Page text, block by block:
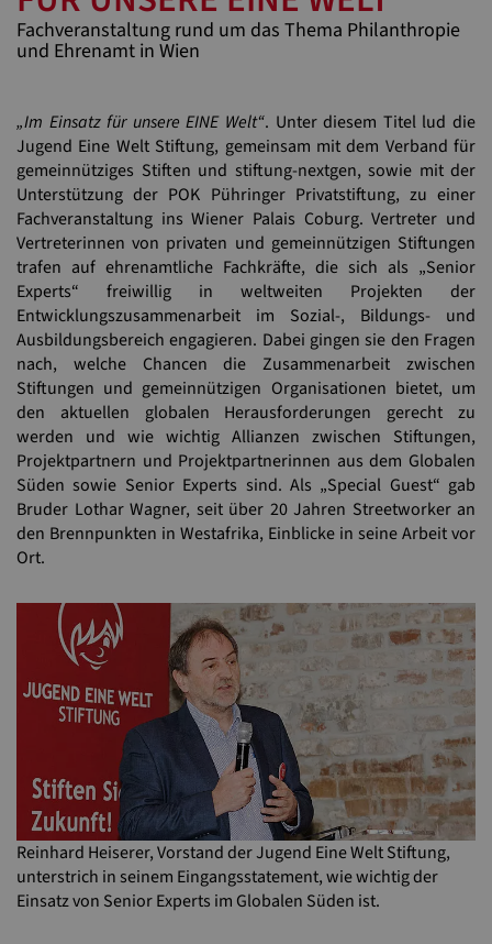
Fachveranstaltung rund um das Thema Philanthropie
und Ehrenamt in Wien
„Im Einsatz für unsere EINE Welt“. Unter diesem Titel lud die
Jugend Eine Welt Stiftung, gemeinsam mit dem Verband für
gemeinnütziges Stiften und stiftung-nextgen, sowie mit der
Unterstützung der POK Pühringer Privatstiftung, zu einer
Fachveranstaltung ins Wiener Palais Coburg. Vertreter und
Vertreterinnen von privaten und gemeinnützigen Stiftungen
trafen auf ehrenamtliche Fachkräfte, die sich als „Senior
Experts“ freiwillig in weltweiten Projekten der
Entwicklungszusammenarbeit im Sozial-, Bildungs- und
Ausbildungsbereich engagieren. Dabei gingen sie den Fragen
nach, welche Chancen die Zusammenarbeit zwischen
Stiftungen und gemeinnützigen Organisationen bietet, um
den aktuellen globalen Herausforderungen gerecht zu
werden und wie wichtig Allianzen zwischen Stiftungen,
Projektpartnern und Projektpartnerinnen aus dem Globalen
Süden sowie Senior Experts sind. Als „Special Guest“ gab
Bruder Lothar Wagner, seit über 20 Jahren Streetworker an
den Brennpunkten in Westafrika, Einblicke in seine Arbeit vor
Ort.
Reinhard Heiserer, Vorstand der Jugend Eine Welt Stiftung,
unterstrich in seinem Eingangsstatement, wie wichtig der
Einsatz von Senior Experts im Globalen Süden ist.